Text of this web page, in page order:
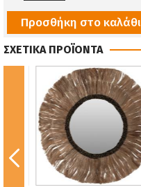
Προσθήκη στο καλάθι
ΣΧΕΤΙΚΑ ΠΡΟΪΟΝΤΑ